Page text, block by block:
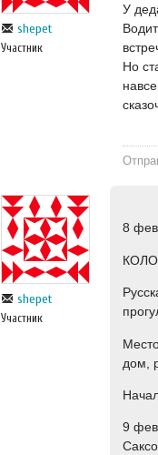
shepet
Участник
У
Но
shepet
Участник
8
дом,
9